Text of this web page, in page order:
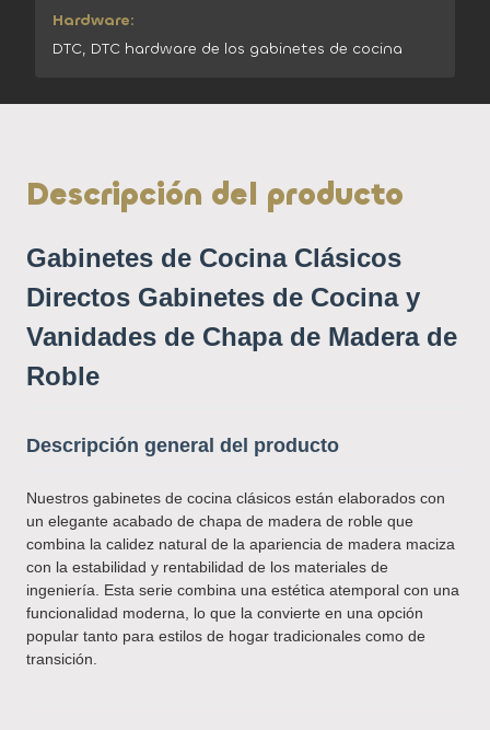
Hardware:
DTC, DTC hardware de los gabinetes de cocina
Descripción del producto
Gabinetes de Cocina Clásicos
Directos Gabinetes de Cocina y
Vanidades de Chapa de Madera de
Roble
Descripción general del producto
Nuestros gabinetes de cocina clásicos están elaborados con
un elegante acabado de chapa de madera de roble que
combina la calidez natural de la apariencia de madera maciza
con la estabilidad y rentabilidad de los materiales de
ingeniería. Esta serie combina una estética atemporal con una
funcionalidad moderna, lo que la convierte en una opción
popular tanto para estilos de hogar tradicionales como de
transición.